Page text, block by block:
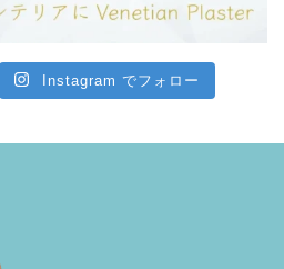
Instagram でフォロー